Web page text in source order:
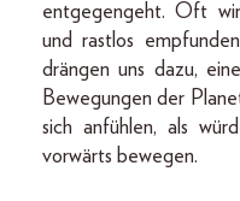
entgegengeht. Oft
und rastlos
drängen uns dazu,
Bewegungen der
sich anfühlen, als
vorwärts bewegen.